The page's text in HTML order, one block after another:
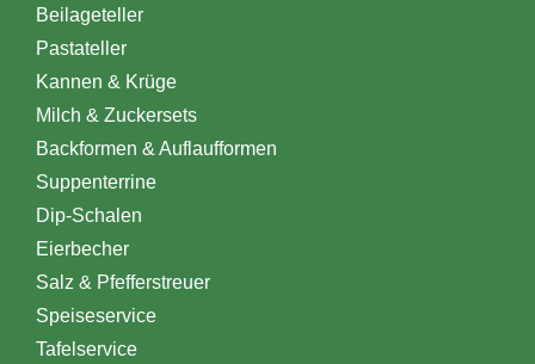
Beilageteller
Pastateller
Kannen & Krüge
Milch & Zuckersets
Backformen & Auflaufformen
Suppenterrine
Dip-Schalen
Eierbecher
Salz & Pfefferstreuer
Speiseservice
Tafelservice